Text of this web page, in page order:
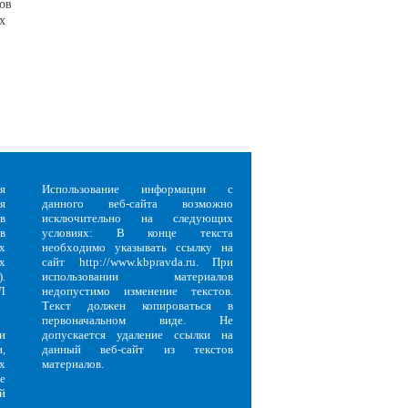
Использование информации с
данного веб-сайта возможно
исключительно на следующих
условиях: В конце текста
необходимо указывать ссылку на
сайт http://www.kbpravda.ru. При
использовании материалов
недопустимо изменение текстов.
Текст должен копироваться в
первоначальном виде. Не
допускается удаление ссылки на
данный веб-сайт из текстов
материалов.